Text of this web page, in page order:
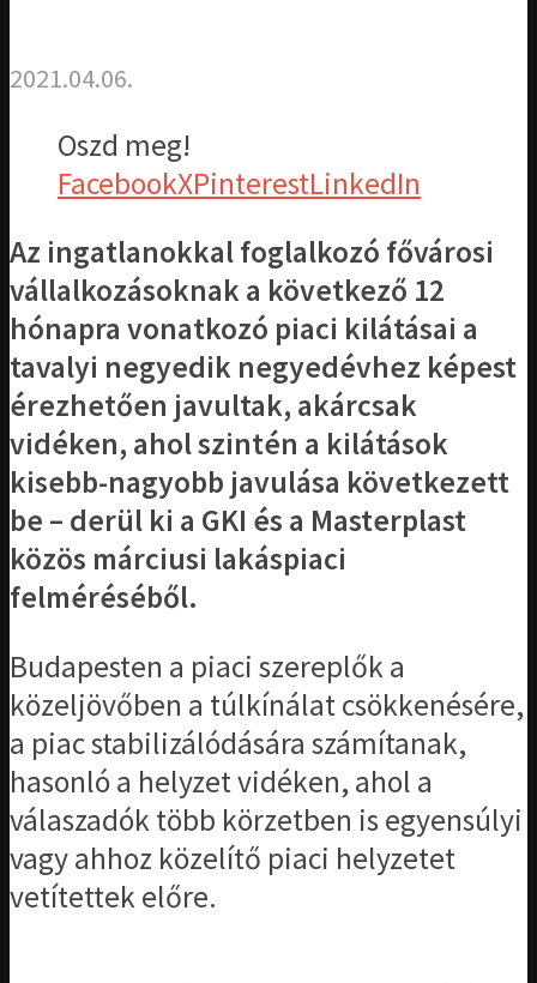
2021.04.06.
Oszd meg!
FacebookXPinterestLinkedIn
Az ingatlanokkal foglalkozó fővárosi
vállalkozásoknak a következő 12
hónapra vonatkozó piaci kilátásai a
tavalyi negyedik negyedévhez képest
érezhetően javultak, akárcsak
vidéken, ahol szintén a kilátások
kisebb-nagyobb javulása következett
be – derül ki a GKI és a Masterplast
közös márciusi lakáspiaci
felméréséből.
Budapesten a piaci szereplők a
közeljövőben a túlkínálat csökkenésére,
a piac stabilizálódására számítanak,
hasonló a helyzet vidéken, ahol a
válaszadók több körzetben is egyensúlyi
vagy ahhoz közelítő piaci helyzetet
vetítettek előre.